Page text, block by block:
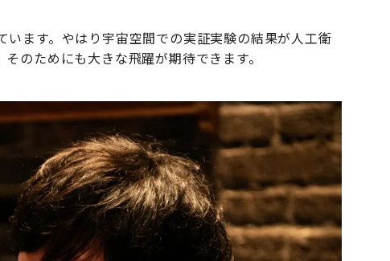
ます。やはり宇宙空間での実証実験の結果が人工衛
のためにも大きな飛躍が期待できます。